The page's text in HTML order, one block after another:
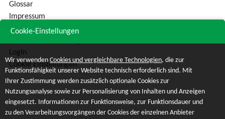
Glossar
Impressum
Sitemap
Login
Cookie Einstellungen
Cookie-Einstellungen
Wir verwenden Cookies und vergleichbare Technologien, die zur
Funktionsfähigkeit unserer Website technisch erforderlich sind. Mit
Ihrer Zustimmung werden zusätzlich optionale Cookies zur
Nutzungsanalyse sowie zur Personalisierung von Inhalten und Anzeigen
eingesetzt. Informationen zur Funktionsweise, zur Funktionsdauer und
zu den Verarbeitungsvorgängen der Cookies der einzelnen Anbieter